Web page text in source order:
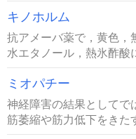
キノホルム
抗アメーバ薬で，黄色
水エタノール，熱氷酢酸
ミオパチー
神経障害の結果としてで
筋萎縮や筋力低下をきた